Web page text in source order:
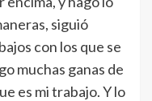
siguió
con los que se
muchas ganas de
es mi trabajo. Y lo